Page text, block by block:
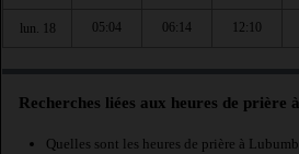
lun. 18 05:04 06:14 12:10
Recherches liées aux heures de prière
Quelles sont les heures de prière à